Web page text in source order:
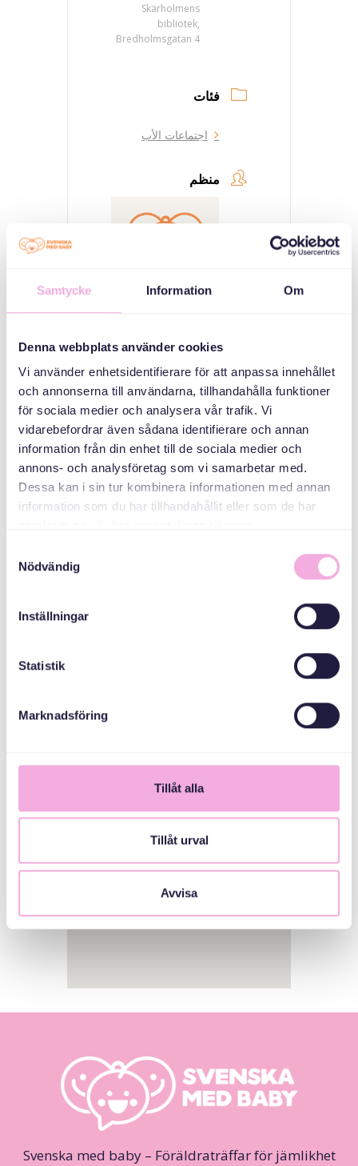
Samtycke Information Om
Denna webbplats använder cookies
Vi använder enhetsidentifierare för att anpassa innehållet
och annonserna till användarna, tillhandahålla funktioner
för sociala medier och analysera vår trafik. Vi
vidarebefordrar även sådana identifierare och annan
information från din enhet till de sociala medier och
annons- och analysföretag som vi samarbetar med.
Dessa kan i sin tur kombinera informationen med annan
information som du har tillhandahållit eller som de har
Nödvändig
Inställningar
Statistik
Marknadsföring
Tillåt alla
Tillåt urval
Avvisa
Skärholmens
bibliotek,
Bredholmsgatan 4
فئات
اجتماعات الأب
منظم
Svenska med baby
Email
bokningen@svenskamedbaby.se
المنظمون المشاركون
1
Svenska med baby – Föräldraträffar för jämlikhet